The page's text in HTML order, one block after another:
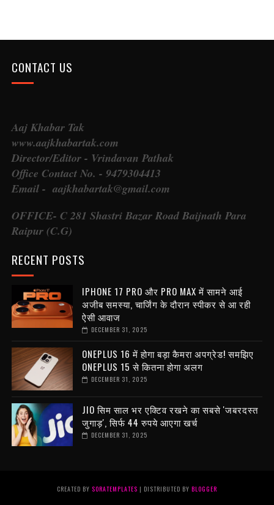
CONTACT US
Aaj Khabar Tak
www.aajkhabartak.com
Director/Editor - Vrindavan Pathak
Office Contact No. - 9479304413
Email - aajkhabartak@gmail.com
OFFICE- C 281 Shastri Bazar Road Baijnath Para
Raipur (C.G)
RECENT POSTS
IPHONE 17 PRO और PRO MAX में सामने आई
अजीब समस्या, चार्जिंग के दौरान स्पीकर से आ रही
ऐसी आवाज
DECEMBER 31, 2025
ONEPLUS 16 में होगा बड़ा कैमरा अपग्रेड! समझिए
ONEPLUS 15 से कितना होगा अलग
DECEMBER 31, 2025
JIO सिम साल भर एक्टिव रखने का सबसे 'जबरदस्त
जुगाड़', सिर्फ 44 रुपये आएगा खर्च
DECEMBER 31, 2025
CREATED BY SORATEMPLATES | DISTRIBUTED BY BLOGGER